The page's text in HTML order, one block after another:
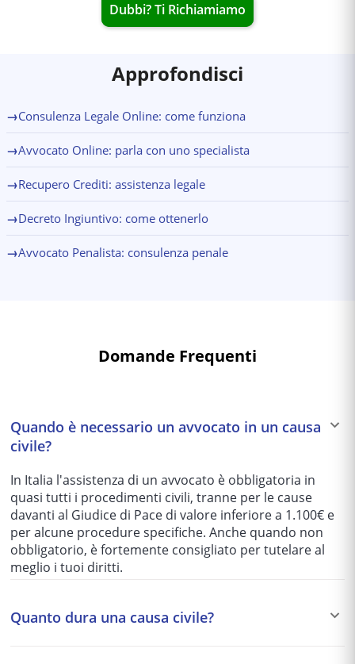
Dubbi? Ti Richiamiamo
Approfondisci
→Consulenza Legale Online: come funziona
→Avvocato Online: parla con uno specialista
→Recupero Crediti: assistenza legale
→Decreto Ingiuntivo: come ottenerlo
→Avvocato Penalista: consulenza penale
Domande Frequenti
Quando è necessario un avvocato in un causa
civile?
In Italia l'assistenza di un avvocato è obbligatoria in
quasi tutti i procedimenti civili, tranne per le cause
davanti al Giudice di Pace di valore inferiore a 1.100€ e
per alcune procedure specifiche. Anche quando non
obbligatorio, è fortemente consigliato per tutelare al
meglio i tuoi diritti.
Quanto dura una causa civile?